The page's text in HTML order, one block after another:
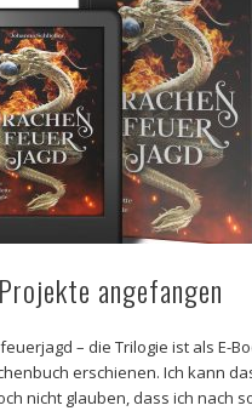
angefangen
– die Trilogie ist als E-
erschienen. Ich kann
nicht glauben, dass ich nach